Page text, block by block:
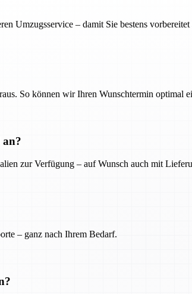
Umzugsservice – damit Sie bestens vorbereitet
So können wir Ihren Wunschtermin optimal
zur Verfügung – auf Wunsch auch mit
– ganz nach Ihrem Bedarf.